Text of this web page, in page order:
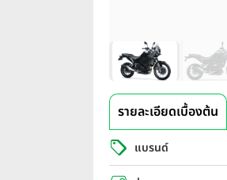
รายละเอียดเบื้องต้น
แบรนด์